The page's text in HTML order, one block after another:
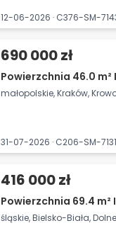
12-06-2026 · C376-SM-
690 000 zł
Powierzchnia 46.0 m²
małopolskie, Kraków,
31-07-2026 · C206-SM-
416 000 zł
Powierzchnia 69.4 m²
śląskie, Bielsko-Biała,